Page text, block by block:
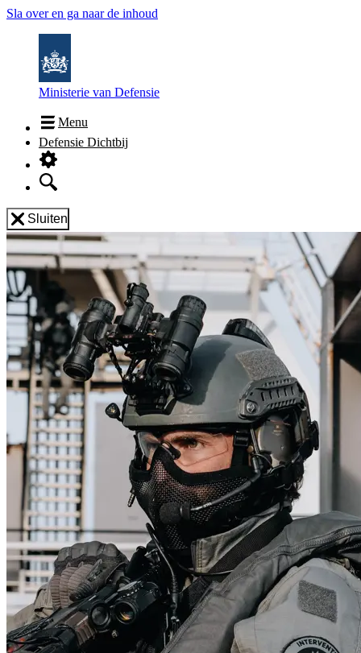
Sla over en ga naar de inhoud
Ministerie van Defensie
Menu
Defensie Dichtbij
Sluiten